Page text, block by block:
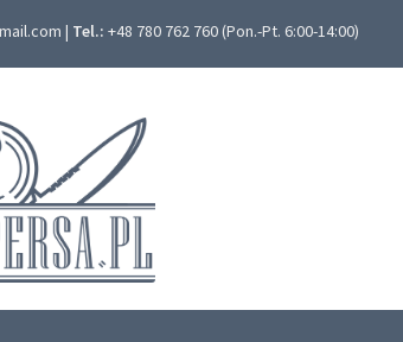
| Tel.: +48 780 762 760 (Pon.-Pt. 6:00-14:00)